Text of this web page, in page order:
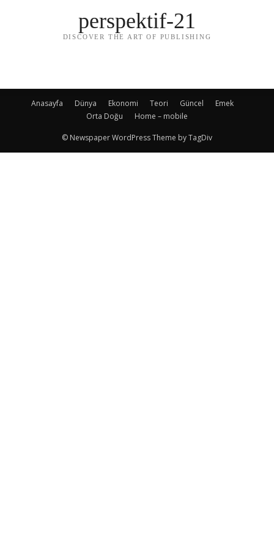
perspektif-21
DISCOVER THE ART OF PUBLISHING
Anasayfa Dünya Ekonomi Teori Güncel
Emek
Orta Doğu
Home – mobile
© Newspaper WordPress Theme by TagDiv